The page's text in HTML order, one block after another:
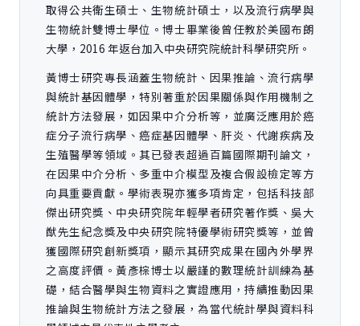
取得公共衛生碩士、生物統計碩士，以及流行病學與
生物統計雙博士學位。博士畢業後曾任教於美國布朗
大學，2016 年返台加入中央研究院統計科學研究所。
黃博士研究專長涵蓋生物統計、因果推論、流行病學
與統計基因體學，特別著重於因果關係與作用機制之
統計方法發展，如因果中介分析等，並廣泛應用於癌
症分子流行病學、癌症基因體學、肝炎、代謝疾病及
生殖醫學等領域。其已發表超過百篇國際期刊論文，
在因果中介分析、多重中介模型及複合假設檢定等方
向具重要貢獻。學術表現亦獲多項肯定，包括科技部
傑出研究獎、中央研究院年輕學者研究著作獎、吳大
猷先生紀念獎及中央研究院特優學術研究獎等，並曾
獲國際研究創新獎項，顯示其研究成果在國內外學界
之高度評價。黃彥棕博士以嚴謹的數理統計訓練為基
礎，結合醫學與生物資料之實證應用，持續推動因果
推論與生物統計方法之發展，為當代統計學與資料科